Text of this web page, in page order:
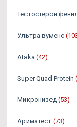
Тестостерон
Ультра вуменс
Ataka (42)
Super Quad Protein
Микронизед (53)
Ариматест (73)